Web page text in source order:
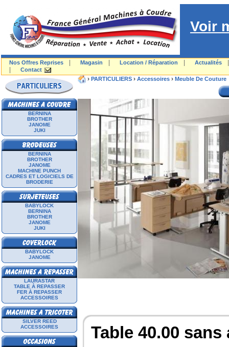
Voir
Nos Offres Reprises Magasin Location / Réparation Actualités
Contact
BERNINA
BROTHER
JANOME
JUKI
BERNINA
BROTHER
JANOME
MACHINE PUNCH
CADRES ET LOGICIELS DE
BRODERIE
BABYLOCK
BERNINA
BROTHER
JANOME
JUKI
BABYLOCK
JANOME
LAURASTAR
TABLE À REPASSER
FER À REPASSER
ACCESSOIRES
SILVER REED
ACCESSOIRES
› PARTICULIERS › Accessoires › Meuble De Couture
Table 40.00